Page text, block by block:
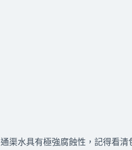
通渠水具有極強腐蝕性，記得看清